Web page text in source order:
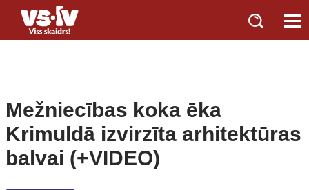
Mežniecības koka ēka
Krimuldā izvirzīta arhitektūras
balvai (+VIDEO)